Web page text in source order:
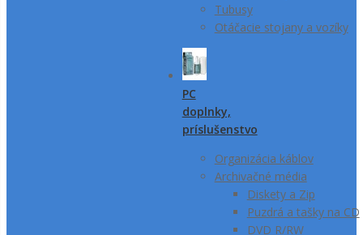
Tubusy
Otáčacie stojany a vozíky
PC
doplnky,
príslušenstvo
Organizácia káblov
Archivačné média
Diskety a Zip
Puzdrá a tašky na CD
DVD R/RW